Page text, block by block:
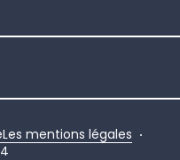
Les mentions légales